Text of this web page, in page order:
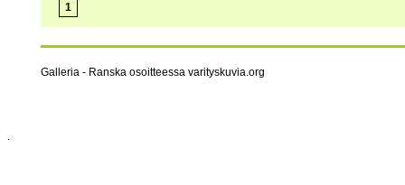
1
Galleria - Ranska osoitteessa varityskuvia.org
.